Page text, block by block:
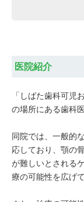
医院紹介
「しばた歯科可児
の場所にある歯科医
同院では、一般的
応しており、顎の
が難しいとされる
療の可能性を広げて